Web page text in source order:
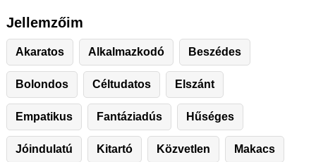
Jellemzőim
Akaratos Alkalmazkodó Beszédes
Bolondos Céltudatos Elszánt
Empatikus Fantáziadús Hűséges
Jóindulatú Kitartó Közvetlen Makacs